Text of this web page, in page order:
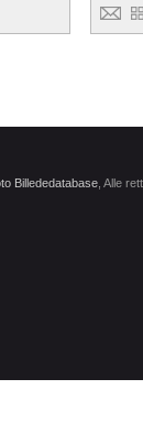
Billededatabase , Alle